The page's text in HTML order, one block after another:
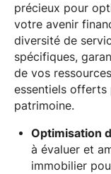
précieux pour
votre avenir
diversité de
spécifiques,
de vos
essentiels offerts
patrimoine.
Optimisation
à évaluer et
immobilier